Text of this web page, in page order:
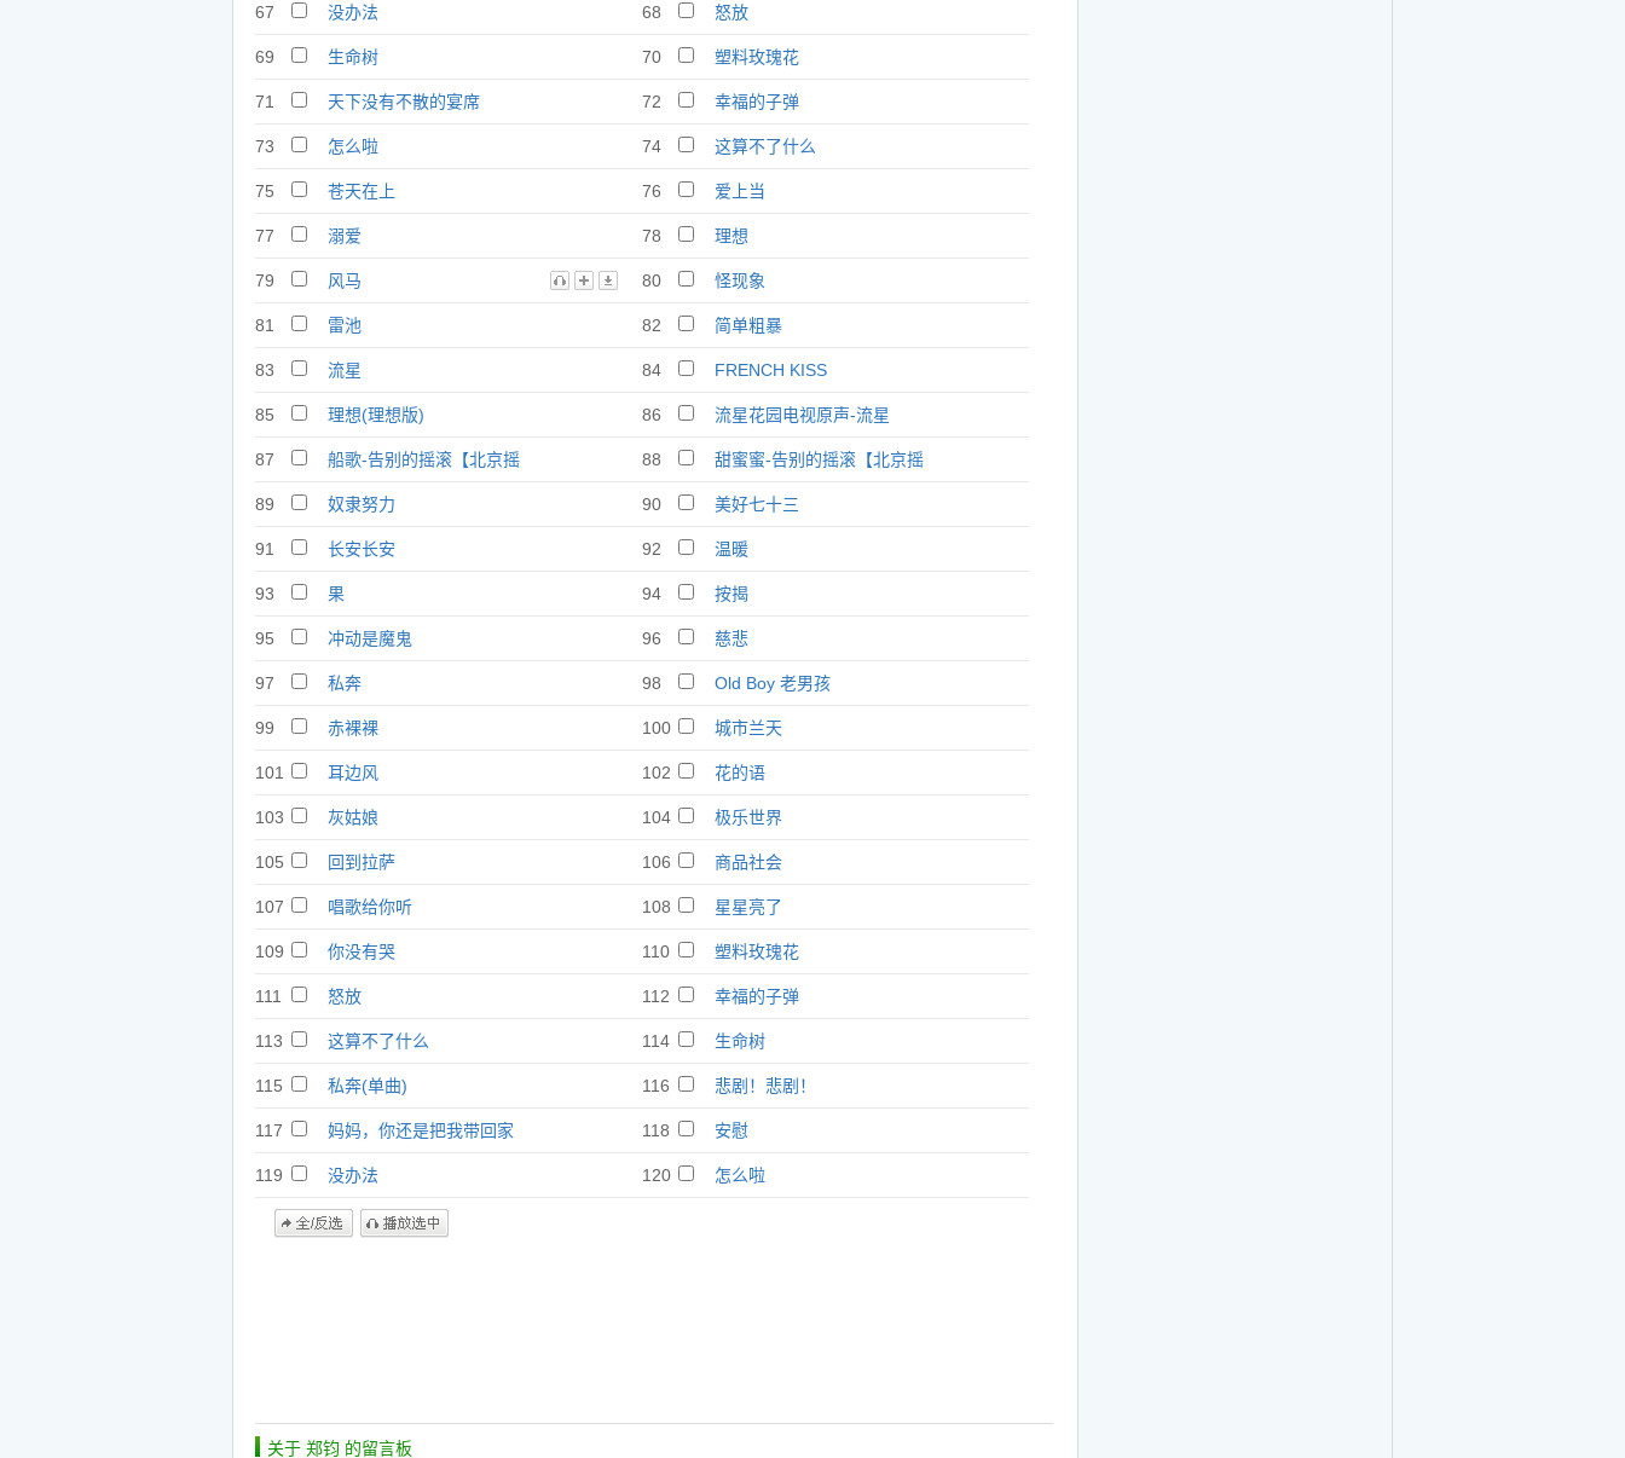
67 没办法 68 怒放
69 生命树 70 塑料玫瑰花
71 天下没有不散的宴席 72 幸福的子弹
73 怎么啦 74 这算不了什么
75 苍天在上 76 爱上当
77 溺爱 78 理想
79 风马 80 怪现象
81 雷池 82 简单粗暴
83 流星 84 FRENCH KISS
85 理想(理想版) 86 流星花园电视原声-流星
87
船歌-告别的摇滚【北京摇
88
甜蜜蜜-告别的摇滚【北京摇
89
奴隶努力 90 美好七十三
91 长安长安 92 温暖
93 果 94 按揭
95 冲动是魔鬼 96 慈悲
97 私奔 98 Old Boy 老男孩
99 赤裸裸 100 城市兰天
101 耳边风 102 花的语
103 灰姑娘 104 极乐世界
105 回到拉萨 106 商品社会
107 唱歌给你听 108 星星亮了
109 你没有哭 110 塑料玫瑰花
111 怒放 112 幸福的子弹
113 这算不了什么 114 生命树
115 私奔(单曲) 116 悲剧！悲剧！
117 妈妈，你还是把我带回家 118 安慰
119 没办法 120 怎么啦
关于 郑钧 的留言板